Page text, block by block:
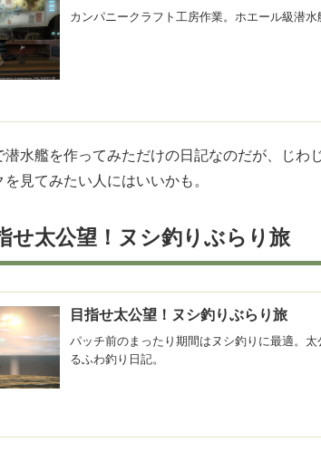
カンパニークラフト工房作業。ホエール級潜
水艦を作ってみただけの日記なのだが、じわ
見てみたい人にはいいかも。
太公望！ヌシ釣りぶらり旅
目指せ太公望！ヌシ釣りぶらり旅
パッチ前のまったり期間はヌシ釣りに最適。
るふわ釣り日記。